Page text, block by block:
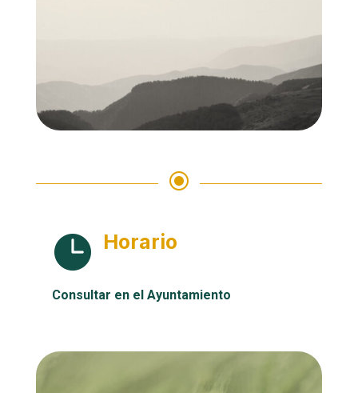
\
 Horario
Consultar en el Ayuntamiento